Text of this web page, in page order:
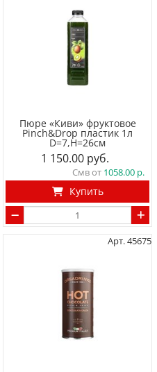
Пюре «Киви» фруктовое
Pinch&Drop пластик 1л
D=7,H=26см
1 150.00
Смв от 1058.00
Купить
Арт. 45675